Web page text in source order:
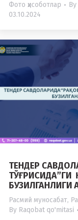
Фото ҳисоботлар By
03.10.2024
ТЕНДЕР
ТЎҒРИСИДА”ГИ
БУЗИЛГАНЛИГИ
Расмий муносабат,
By Raqobat qo'mitasi